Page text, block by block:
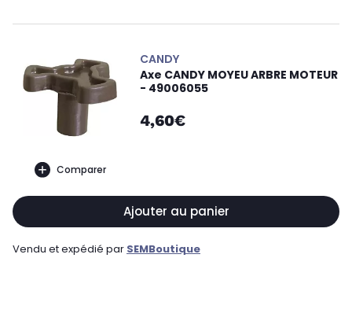
Comparer
CANDY
Axe CANDY MOYEU ARBRE MOTEUR
- 49006055
4,60€
Ajouter au panier
Vendu et expédié par SEMBoutique